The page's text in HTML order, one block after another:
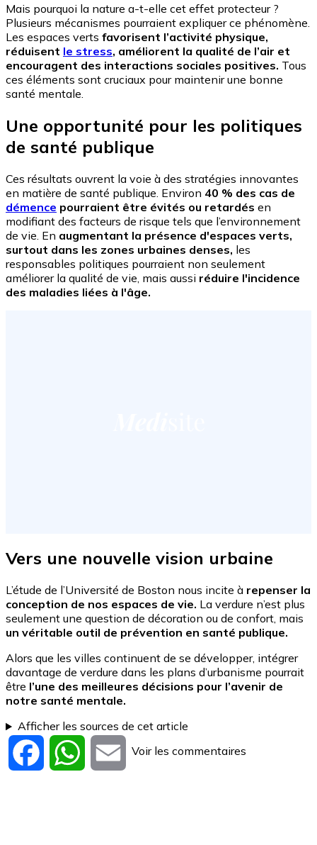
Mais pourquoi la nature a-t-elle cet effet protecteur ?
Plusieurs mécanismes pourraient expliquer ce phénomène.
Les espaces verts favorisent l’activité physique,
réduisent le stress, améliorent la qualité de l’air et
encouragent des interactions sociales positives. Tous
ces éléments sont cruciaux pour maintenir une bonne
santé mentale.
Une opportunité pour les politiques
de santé publique
Ces résultats ouvrent la voie à des stratégies innovantes
en matière de santé publique. Environ 40 % des cas de
démence pourraient être évités ou retardés en
modifiant des facteurs de risque tels que l’environnement
de vie. En augmentant la présence d'espaces verts,
surtout dans les zones urbaines denses, les
responsables politiques pourraient non seulement
améliorer la qualité de vie, mais aussi réduire l'incidence
des maladies liées à l'âge.
Vers une nouvelle vision urbaine
L’étude de l’Université de Boston nous incite à repenser la
conception de nos espaces de vie. La verdure n’est plus
seulement une question de décoration ou de confort, mais
un véritable outil de prévention en santé publique.
Alors que les villes continuent de se développer, intégrer
davantage de verdure dans les plans d’urbanisme pourrait
être l’une des meilleures décisions pour l’avenir de
notre santé mentale.
Afficher les sources de cet article
Facebook WhatsApp
Email
Voir les commentaires